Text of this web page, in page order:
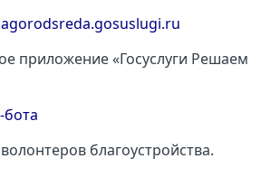
приложение «Госуслуги Решаем
бота
благоустройства.